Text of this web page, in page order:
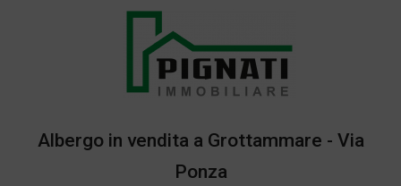
Albergo in vendita a Grottammare - Via
Ponza